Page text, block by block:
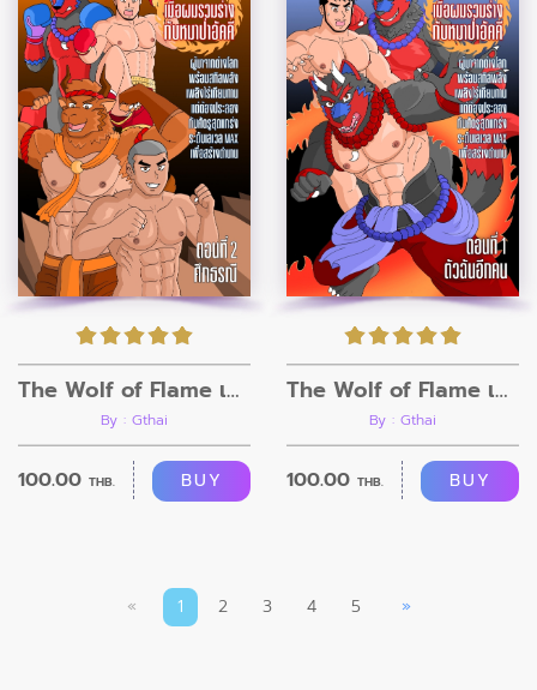
The Wolf of Flame เมื่อผมรวมร่างกับหมาป่าอัคคี ตอนที่2
By : Gthai
100.00 THB. BUY
The Wolf of Flame เมื่อผมรวมร่างกับหมาป่าอัคคี ตอนที่1
By : Gthai
100.00 THB. BUY
« 1 2 3 4 5 »